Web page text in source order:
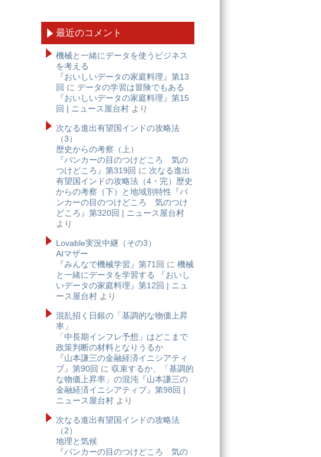
最近のコメント
機械と一緒にデータを使うビジネス
を考える
『おいしいデータの家庭料理』第13
回 に データの学習は冒険でもある
『おいしいデータの家庭料理』第15
回 | ニュース屋台村 より
次なる進出有望国インドの攻略法
（3）
歴史からの考察（上）
『バンカーの目のつけどころ 気の
つけどころ』第319回 に 次なる進出
有望国インドの攻略法（4・完）歴史
からの考察（下）と地域別特性『バ
ンカーの目のつけどころ 気のつけ
どころ』第320回 | ニュース屋台村
より
Lovable実況中継（その3）
AIマザー
『みんなで機械学習』第71回 に 機械
と一緒にデータを学習する 『おいし
いデータの家庭料理』第12回 | ニュ
ース屋台村 より
混乱招く日銀の「基調的な物価上昇
率」
「中長期インフレ予想」はどこまで
政策判断の材料となりうるか
『山本謙三の金融経済イニシアティ
ブ』第90回 に 収束するか、「基調的
な物価上昇率」の混沌『山本謙三の
金融経済イニシアティブ』第98回 |
ニュース屋台村 より
次なる進出有望国インドの攻略法
（2）
地理と気候
『バンカーの目のつけどころ 気の